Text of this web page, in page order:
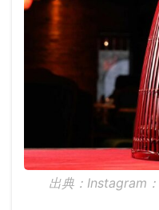
出典：Instagram：